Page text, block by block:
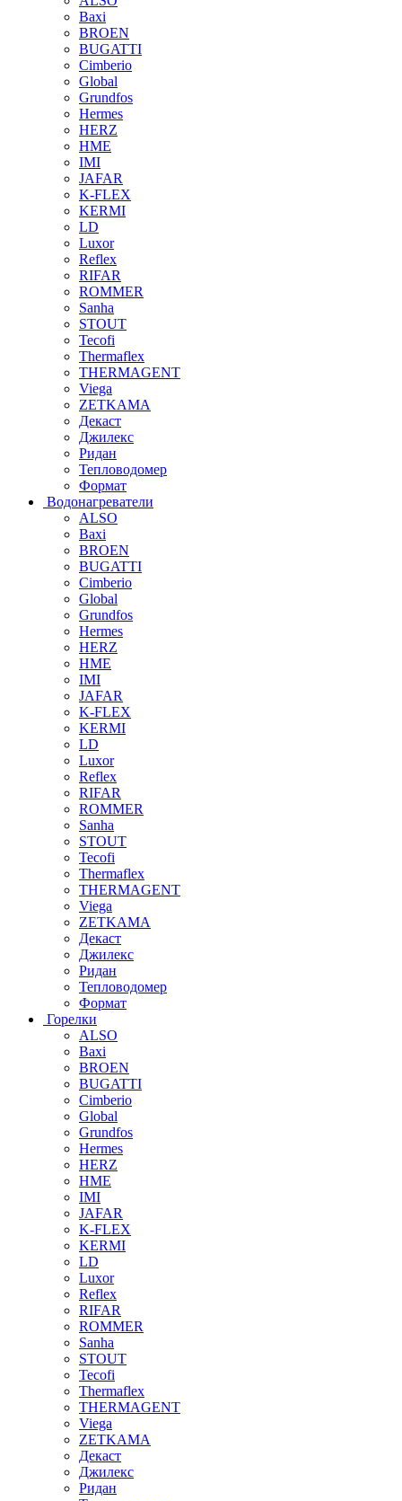
Baxi
BROEN
BUGATTI
Cimberio
Global
Grundfos
Hermes
HERZ
HME
IMI
JAFAR
K-FLEX
KERMI
LD
Luxor
Reflex
RIFAR
ROMMER
Sanha
STOUT
Tecofi
Thermaflex
THERMAGENT
Viega
ZETKAMA
Декаст
Джилекс
Ридан
Тепловодомер
Формат
Водонагреватели
ALSO
Baxi
BROEN
BUGATTI
Cimberio
Global
Grundfos
Hermes
HERZ
HME
IMI
JAFAR
K-FLEX
KERMI
LD
Luxor
Reflex
RIFAR
ROMMER
Sanha
STOUT
Tecofi
Thermaflex
THERMAGENT
Viega
ZETKAMA
Декаст
Джилекс
Ридан
Тепловодомер
Формат
Горелки
ALSO
Baxi
BROEN
BUGATTI
Cimberio
Global
Grundfos
Hermes
HERZ
HME
IMI
JAFAR
K-FLEX
KERMI
LD
Luxor
Reflex
RIFAR
ROMMER
Sanha
STOUT
Tecofi
Thermaflex
THERMAGENT
Viega
ZETKAMA
Декаст
Джилекс
Ридан